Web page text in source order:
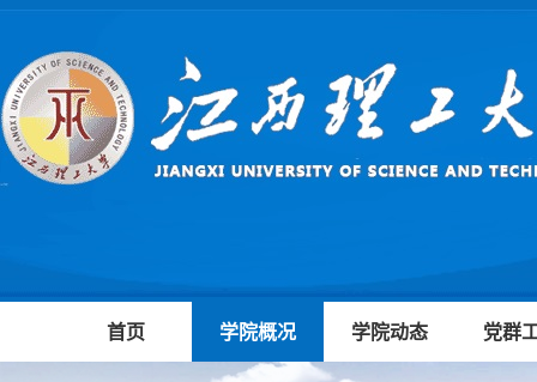
首页 学院概况 学院动态 党群